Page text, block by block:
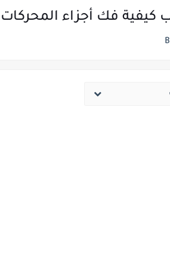
كيفية فك أجزاء المحركات